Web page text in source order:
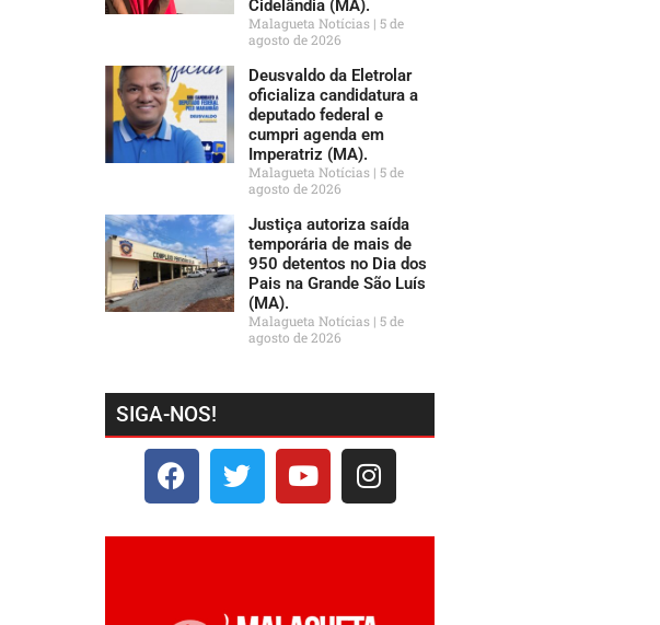
Cidelândia (MA).
Malagueta Notícias 5 de
agosto de 2026
Deusvaldo da Eletrolar
oficializa candidatura a
deputado federal e
cumpri agenda em
Imperatriz (MA).
Malagueta Notícias 5 de
agosto de 2026
Justiça autoriza saída
temporária de mais de
950 detentos no Dia dos
Pais na Grande São Luís
(MA).
Malagueta Notícias 5 de
agosto de 2026
SIGA-NOS!